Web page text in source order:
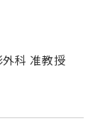
科 准教授